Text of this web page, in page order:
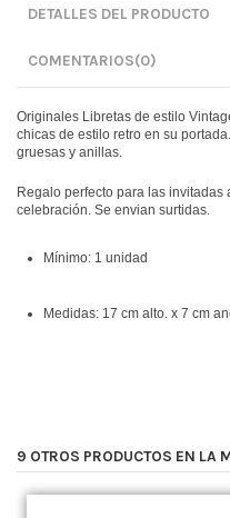
DETALLES DEL PRODUCTO
COMENTARIOS(0)
Originales Libretas de estilo
chicas de estilo retro en su
gruesas y anillas.
Regalo perfecto para las invitadas
celebración. Se envian surtidas.
Mínimo: 1 unidad
Medidas: 17 cm alto. x 7 cm
9 OTROS PRODUCTOS EN LA